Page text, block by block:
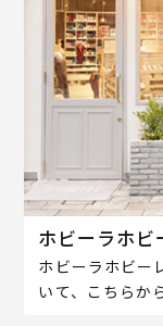
ホビーラホビ
ホビーラホビー
いて、こちらか